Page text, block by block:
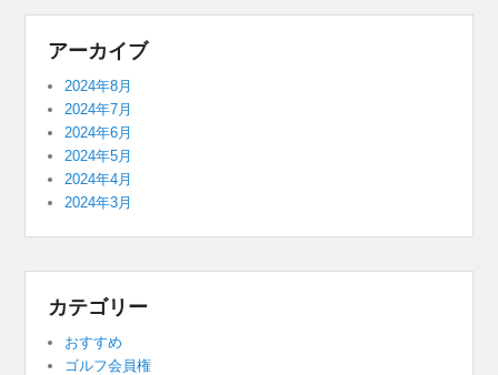
アーカイブ
2024年8月
2024年7月
2024年6月
2024年5月
2024年4月
2024年3月
カテゴリー
おすすめ
ゴルフ会員権